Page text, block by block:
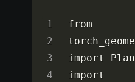
from
import
import